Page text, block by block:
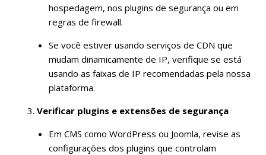
hospedagem, nos plugins de segurança ou em
regras de firewall.
Se você estiver usando serviços de CDN que
mudam dinamicamente de IP, verifique se está
usando as faixas de IP recomendadas pela nossa
plataforma.
Verificar plugins e extensões de segurança
Em CMS como WordPress ou Joomla, revise as
configurações dos plugins que controlam